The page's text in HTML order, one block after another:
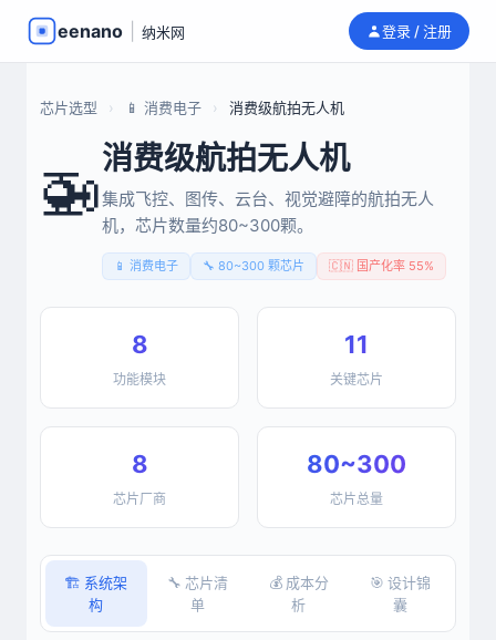
eenano 纳米网 登录 / 注册
芯片选型 › 📱 消费电子 › 消费级航拍无人机
🚁消费级航拍无人机
集成飞控、图传、云台、视觉避障的航拍无人
机，芯片数量约80~300颗。
📱 消费电子 🔧 80~300 颗芯片 🇨🇳 国产化率 55%
8
功能模块
11
关键芯片
8
芯片厂商
80~300
芯片总量
🏗️ 系统架
构
🔧 芯片清
单
💰 成本分
析
🎯 设计锦
囊